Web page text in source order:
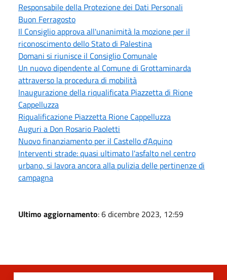
Responsabile della Protezione dei Dati Personali
Buon Ferragosto
Il Consiglio approva all'unanimità la mozione per il
riconoscimento dello Stato di Palestina
Domani si riunisce il Consiglio Comunale
Un nuovo dipendente al Comune di Grottaminarda
attraverso la procedura di mobilità
Inaugurazione della riqualificata Piazzetta di Rione
Cappelluzza
Riqualificazione Piazzetta Rione Cappelluzza
Auguri a Don Rosario Paoletti
Nuovo finanziamento per il Castello d'Aquino
Interventi strade: quasi ultimato l'asfalto nel centro
urbano, si lavora ancora alla pulizia delle pertinenze di
campagna
Ultimo aggiornamento: 6 dicembre 2023, 12:59